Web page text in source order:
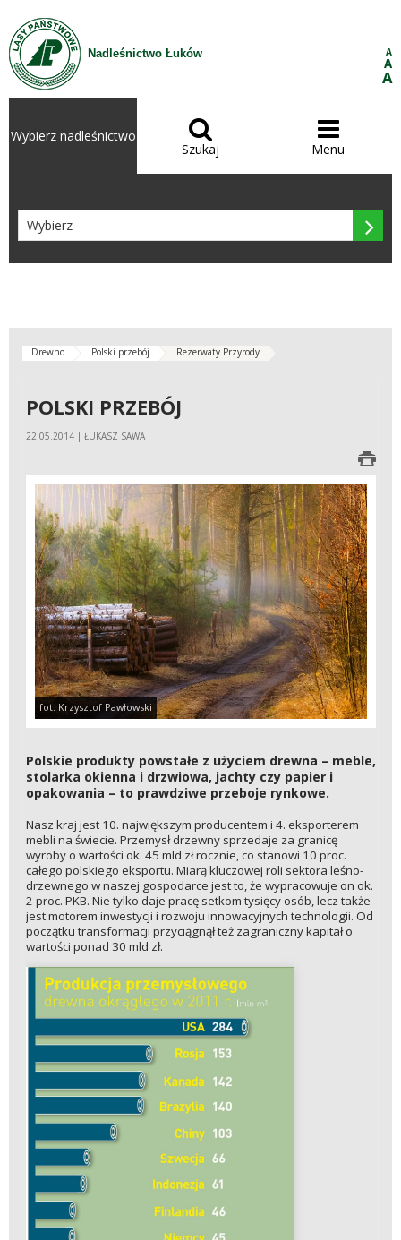
Przejdź do treści
Nadleśnictwo Łuków A
A
A
Wybierz nadleśnictwo 
Szukaj

Menu

Drewno Polski przebój Rezerwaty Przyrody
POLSKI PRZEBÓJ
22.05.2014 | ŁUKASZ SAWA
fot. Krzysztof Pawłowski
Polskie produkty powstałe z użyciem drewna – meble,
stolarka okienna i drzwiowa, jachty czy papier i
opakowania – to prawdziwe przeboje rynkowe.
Nasz kraj jest 10. największym producentem i 4. eksporterem
mebli na świecie. Przemysł drzewny sprzedaje za granicę
wyroby o wartości ok. 45 mld zł rocznie, co stanowi 10 proc.
całego polskiego eksportu. Miarą kluczowej roli sektora leśno-
drzewnego w naszej gospodarce jest to, że wypracowuje on ok.
2 proc. PKB. Nie tylko daje pracę setkom tysięcy osób, lecz także
jest motorem inwestycji i rozwoju innowacyjnych technologii. Od
początku transformacji przyciągnął też zagraniczny kapitał o
wartości ponad 30 mld zł.